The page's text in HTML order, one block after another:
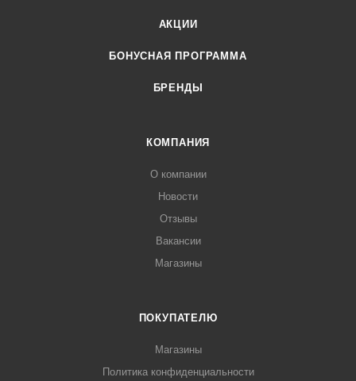
АКЦИИ
БОНУСНАЯ ПРОГРАММА
БРЕНДЫ
КОМПАНИЯ
О компании
Новости
Отзывы
Вакансии
Магазины
ПОКУПАТЕЛЮ
Магазины
Политика конфиденциальности